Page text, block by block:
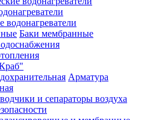
водонагреватели
Баки мембранные
Арматура
и сепараторы воздуха